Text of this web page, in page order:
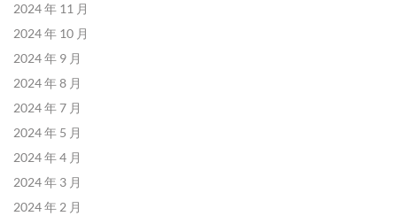
2024 年 11 月
2024 年 10 月
2024 年 9 月
2024 年 8 月
2024 年 7 月
2024 年 5 月
2024 年 4 月
2024 年 3 月
2024 年 2 月